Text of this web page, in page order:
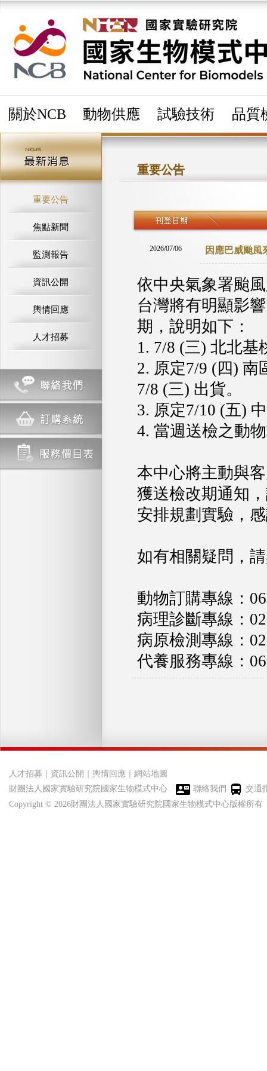
關於NCB 動物供應 試驗技術 品質
重要公告
焦點新聞
監測報告
資訊公開
輿情回應
人才招募
重要公告
2026/07/06 因應巴威颱風
依中央氣象署颱
台灣將有明顯影
期，說明如下：
1. 7/8 (三) 北北基
2. 原定7/9 (四) 南
7/8 (三) 出貨。
3. 原定7/10 (五)
4. 當週送檢之動
本中心將主動與
獲送檢改期通知
安排規劃實驗，
如有相關疑問，
動物訂購專線：
病理診斷專線：
病原檢測專線：
代養服務專線：
人才招募 資訊公開 輿情回應
網站地圖
財團法人國家實驗研究院國家生物模式中心
聯絡我們
交通
Copyright © 2026財團法人國家實驗研究院國家生物模式中心版權